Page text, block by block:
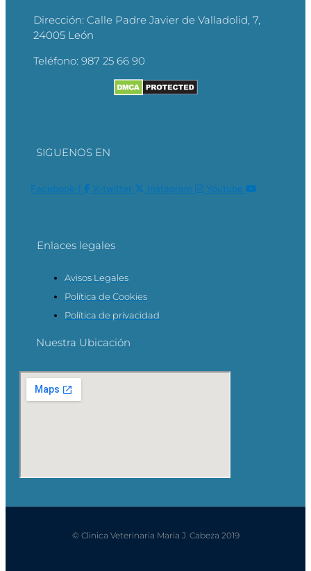
Dirección: Calle Padre Javier de Valladolid, 7,
24005 León
Teléfono: 987 25 66 90
SIGUENOS EN
Facebook-f X-twitter Instagram Youtube
Enlaces legales
Avisos Legales
Política de Cookies
Política de privacidad
Nuestra Ubicación
© Clinica Veterinaria Maria J. Cabeza 2019